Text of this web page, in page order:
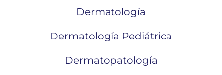
Dermatología
Dermatología Pediátrica
Dermatopatología